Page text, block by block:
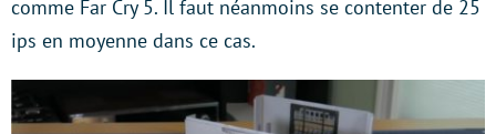
comme Far Cry 5. Il faut néanmoins se contenter de 25
ips en moyenne dans ce cas.